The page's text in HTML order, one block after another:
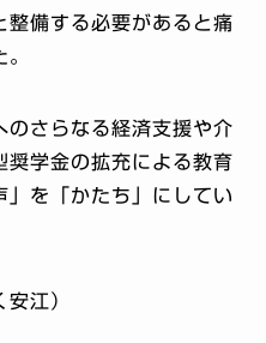
整備する必要があると痛
のさらなる経済支援や介
奨学金の拡充による教育
」を「かたち」にしてい
安江）